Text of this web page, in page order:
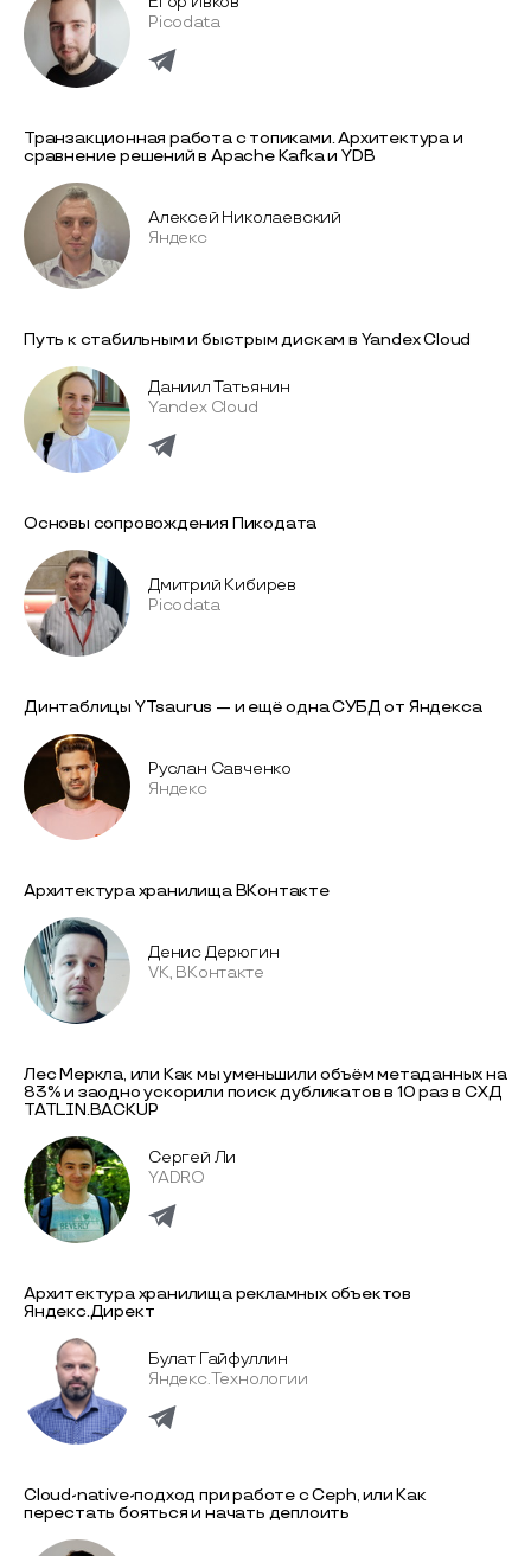
Picodata
Транзакционная работа с топиками. Архитектура и
сравнение решений в Apache Kafka и YDB
Алексей Николаевский
Яндекс
Путь к стабильным и быстрым дискам в Yandex Cloud
Даниил Татьянин
Yandex Cloud
Основы сопровождения Пикодата
Дмитрий Кибирев
Picodata
Динтаблицы YTsaurus — и ещё одна СУБД от Яндекса
Руслан Савченко
Яндекс
Архитектура хранилища ВКонтакте
Денис Дерюгин
VK, ВКонтакте
Лес Меркла, или Как мы уменьшили объём метаданных на
83% и заодно ускорили поиск дубликатов в 10 раз в СХД
TATLIN.BACKUP
Сергей Ли
YADRO
Архитектура хранилища рекламных объектов
Яндекс.Директ
Булат Гайфуллин
Яндекс.Технологии
Cloud-native-подход при работе с Ceph, или Как
перестать бояться и начать деплоить